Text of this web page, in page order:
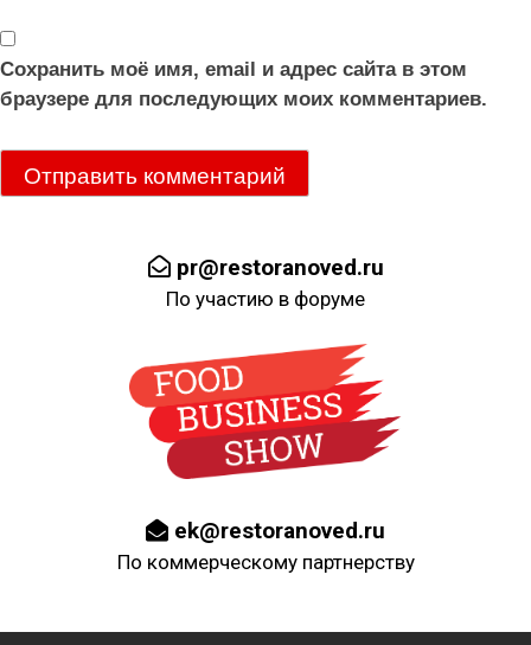
Сохранить моё имя, email и адрес сайта в этом
браузере для последующих моих комментариев.
pr@restoranoved.ru
По участию в форуме
ek@restoranoved.ru
По коммерческому партнерству